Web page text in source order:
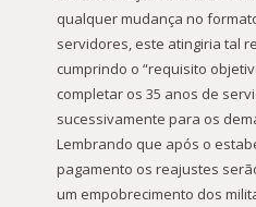
qualquer mudança no
servidores, este atingiria tal
cumprindo o “requisito
completar os 35 anos de
sucessivamente para os
Lembrando que após o
pagamento os reajustes
um empobrecimento dos